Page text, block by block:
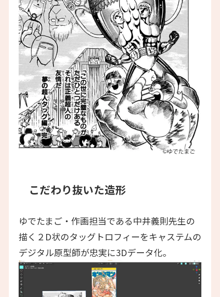
こだわり抜いた造形
ゆでたまご・作画担当である中井義則先生の
描く２D状のタッグトロフィーをキャステムの
デジタル原型師が忠実に3Dデータ化。